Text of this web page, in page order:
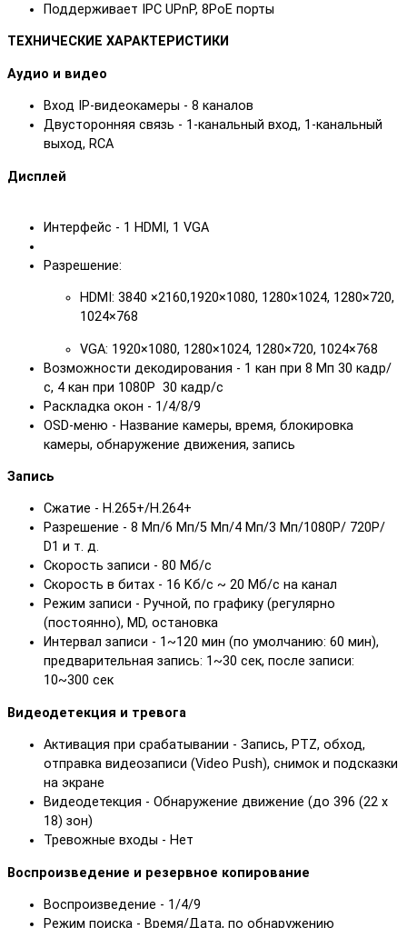
Поддерживает IPC UPnP, 8PoE порты
ТЕХНИЧЕСКИЕ ХАРАКТЕРИСТИКИ
Аудио и видео
Вход IP-видеокамеры - 8 каналов
Двусторонняя связь - 1-канальный вход, 1-канальный
выход, RCA
Дисплей
Интерфейс - 1 HDMI, 1 VGA
Разрешение:
HDMI: 3840 ×2160,1920×1080, 1280×1024, 1280×720,
1024×768
VGA: 1920×1080, 1280×1024, 1280×720, 1024×768
Возможности декодирования - 1 кан при 8 Mп 30 кадр/
с, 4 кан при 1080P 30 кадр/с
Раскладка окон - 1/4/8/9
OSD-меню - Название камеры, время, блокировка
камеры, обнаружение движения, запись
Запись
Сжатие - H.265+/H.264+
Разрешение - 8 Mп/6 Mп/5 Mп/4 Mп/3 Mп/1080P/ 720P/
D1 и т. д.
Скорость записи - 80 Mб/с
Скорость в битах - 16 Kб/с ~ 20 Mб/с на канал
Режим записи - Ручной, по графику (регулярно
(постоянно), MD, остановка
Интервал записи - 1~120 мин (по умолчанию: 60 мин),
предварительная запись: 1~30 сек, после записи:
10~300 сек
Видеодетекция и тревога
Активация при срабатывании - Запись, PTZ, обход,
отправка видеозаписи (Video Push), снимок и подсказки
на экране
Видеодетекция - Обнаружение движение (до 396 (22 х
18) зон)
Тревожные входы - Нет
Воспроизведение и резервное копирование
Воспроизведение - 1/4/9
Режим поиска - Время/Дата, по обнаружению